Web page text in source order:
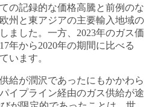
の記録的な価格高騰と前例のな
州と東アジアの主要輸入地域の
ました。一方、2023年のガス価
年から2020年の期間に比べる
います。
給が潤沢であったにもかかわら
イプライン経由のガス供給が途